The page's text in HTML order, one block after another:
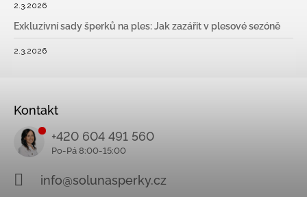
2.3.2026
Exkluzivní sady šperků na ples: Jak zazářit v plesové sezóně
2.3.2026
Kontakt
+420 604 491 560
info@solunasperky.cz